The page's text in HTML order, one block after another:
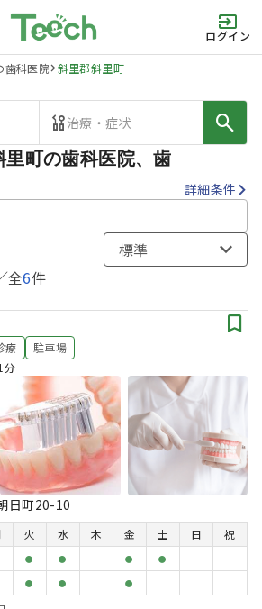
ログイン
歯科医院 斜里郡斜里町
治療・症状
町の歯科医院、歯
詳細条件
全6件
標準
療
駐車場
分
日町20-10
火 水 木 金 土 日
祝
● ● ● ●
● ● ●